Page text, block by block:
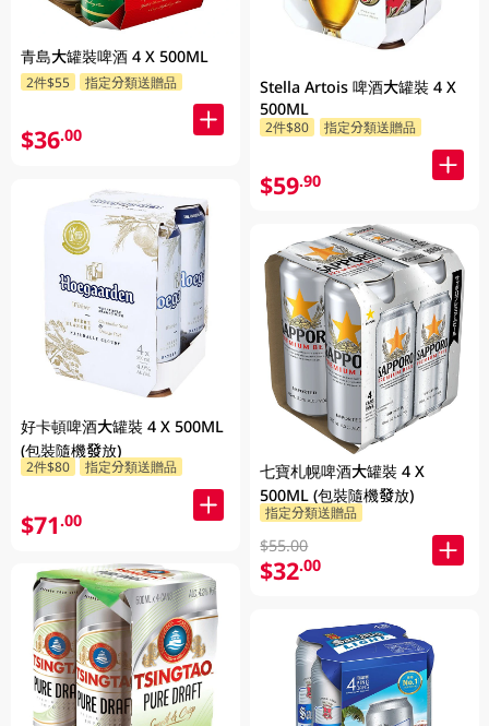
青島大罐裝啤酒 4 X 500ML
2件$55 指定分類送贈品
$36.00
好卡頓啤酒大罐裝 4 X 500ML
(包裝隨機發放)
2件$80 指定分類送贈品
$71.00
Stella Artois 啤酒大罐裝 4 X
500ML
2件$80 指定分類送贈品
$59.90
七寶札幌啤酒大罐裝 4 X
500ML (包裝隨機發放)
指定分類送贈品
$55.00
$32.00